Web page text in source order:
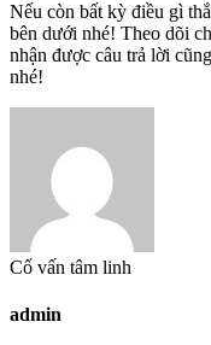
Nếu còn bất kỳ điều gì
bên dưới nhé! Theo dõi
nhận được câu trả lời
nhé!
Cố vấn tâm linh
admin